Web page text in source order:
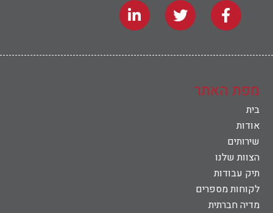
מפת האתר
בית
אודות
שירותים
הצוות שלנו
תיק עבודות
לקוחות מספרים
מדיה חברתית